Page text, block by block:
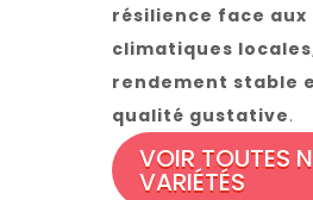
résilience face
climatiques
rendement stable
qualité gustative.
VOIR TOUTES
VARIÉTÉS